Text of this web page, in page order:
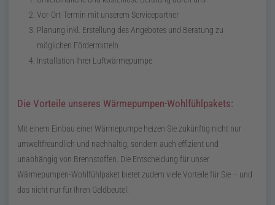
Vor-Ort-Termin mit unserem Servicepartner
Planung inkl.
Erstellung des Angebotes und Beratung zu
möglichen Fördermitteln
Installation Ihrer Luftwärmepumpe
Die Vorteile unseres Wärmepumpen-Wohlfühlpakets:
Mit einem Einbau einer Wärmepumpe heizen Sie zukünftig nicht nur
umweltfreundlich und nachhaltig, sondern auch effizient und
unabhängig von Brennstoffen. Die Entscheidung für unser
Wärmepumpen-Wohlfühlpaket bietet zudem viele Vorteile für Sie – und
das nicht nur für Ihren Geldbeutel.